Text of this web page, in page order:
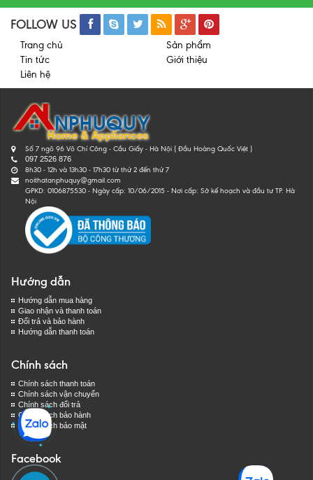
FOLLOW US
Trang chủ
Sản phẩm
Tin tức
Giới thiệu
Liên hệ
Số 7 ngõ 96 Võ Chí Công - Cầu Giấy - Hà Nội ( Đầu Hoàng Quốc Việt )
097 2526 876
8h30 - 12h và 13h30 - 17h30 từ thứ 2 đến thứ 7
noithatanphuquy@gmail.com
GPKD: 0106875530 - Ngày cấp: 10/06/2015 - Nơi cấp: Sở kế hoạch và đầu tư TP. Hà
Nội
Hướng dẫn
Hướng dẫn mua hàng
Giao nhận và thanh toán
Đổi trả và bảo hành
Hướng dẫn thanh toán
Chính sách
Chính sách thanh toán
Chính sách vận chuyển
Chính sách đổi trả
Chính sách bảo hành
Chính sách bảo mật
Facebook